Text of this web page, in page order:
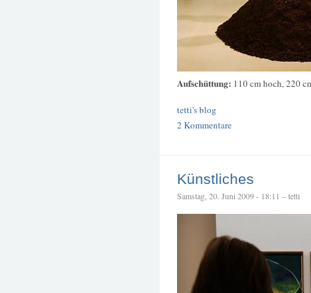
Aufschüttung: 110 cm hoch, 220
tetti's blog
2 Kommentare
Künstliches
Samstag, 20. Juni 2009 - 18:11 – tetti